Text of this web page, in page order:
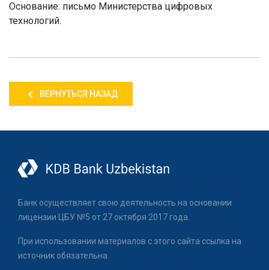
Основание: письмо Министерства цифровых
технологий.
ВЕРНУТЬСЯ НАЗАД
Банк осуществляет свою деятельность на основании
лицензии ЦБУ №5 от 27 октября 2017 года.
При использовании материалов с этого сайта ссылка на
источник обязательна.